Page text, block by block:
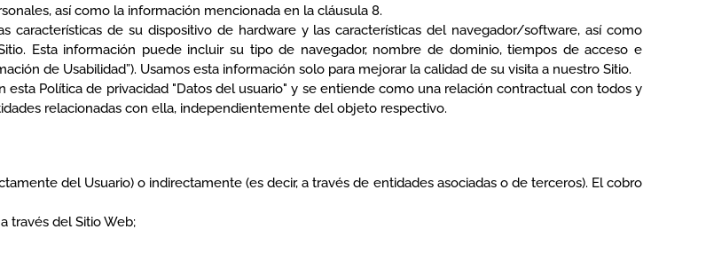
así como la información mencionada en la cláusula 8.
características de su dispositivo de hardware y las características del navegador/software, así como
Esta información puede incluir su tipo de navegador, nombre de dominio, tiempos de acceso e
de Usabilidad”). Usamos esta información solo para mejorar la calidad de su visita a nuestro Sitio.
Política de privacidad "Datos del usuario" y se entiende como una relación contractual con todos y
relacionadas con ella, independientemente del objeto respectivo.
del Usuario) o indirectamente (es decir, a través de entidades asociadas o de terceros). El cobro
través del Sitio Web;